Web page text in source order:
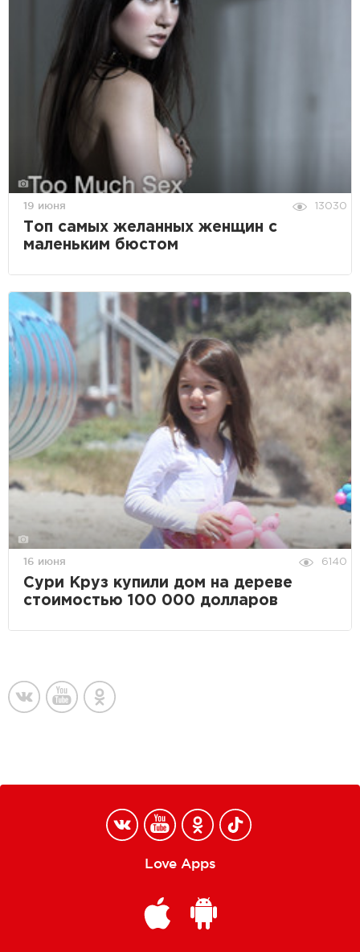
19 июня 13030
Топ самых желанных женщин с
маленьким бюстом
16 июня 6140
Сури Круз купили дом на дереве
стоимостью 100 000 долларов
Love Apps